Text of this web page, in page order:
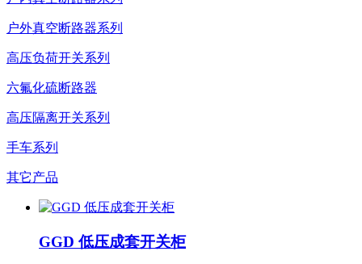
户外真空断路器系列
高压负荷开关系列
六氟化硫断路器
高压隔离开关系列
手车系列
其它产品
GGD 低压成套开关柜